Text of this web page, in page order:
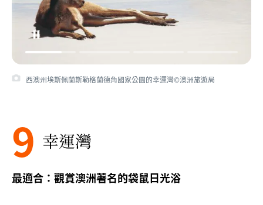
西澳州埃斯佩蘭斯勒格蘭德角國家公園的幸運灣©澳洲旅遊局
9 幸運灣
最適合：觀賞澳洲著名的袋鼠日光浴